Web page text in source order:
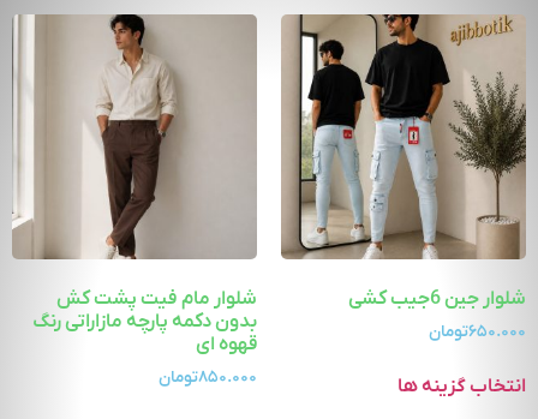
شلوار جین 6جیب کشی
۶۵۰.۰۰۰تومان
انتخاب گزینه ها
شلوار مام فیت پشت کش
بدون دکمه پارچه مازاراتی رنگ
قهوه ای
۸۵۰.۰۰۰تومان